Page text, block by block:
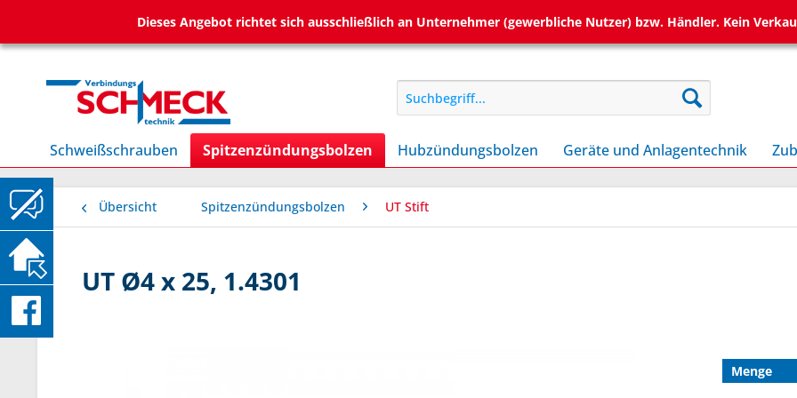
Dieses Angebot richtet sich ausschließlich an Unternehmer (gewerbliche Nutzer) bzw. Händler. Kein
Schweißschrauben Spitzenzündungsbolzen Hubzündungsbolzen Geräte und Anlagentechnik
Übersicht Spitzenzündungsbolzen UT Stift
UT Ø4 x 25, 1.4301
Menge